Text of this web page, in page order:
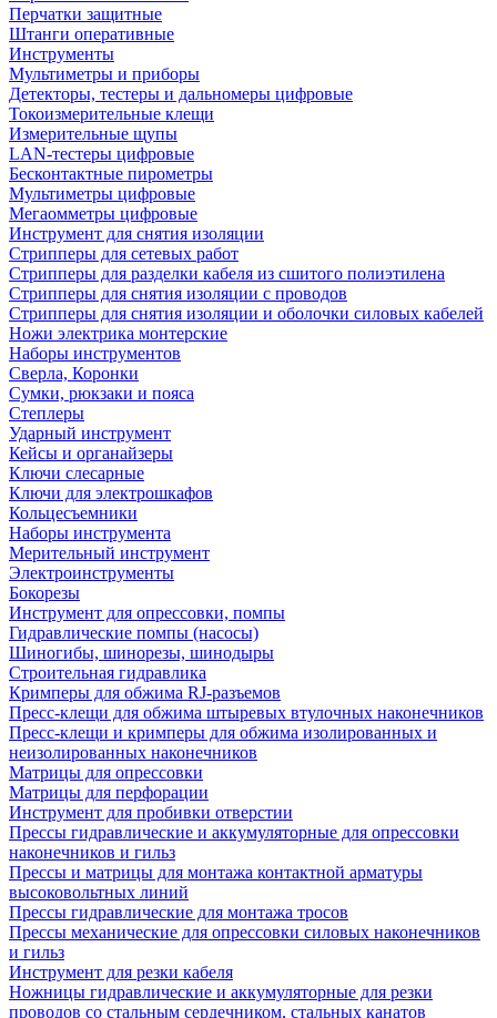
Перчатки защитные
Штанги оперативные
Инструменты
Мультиметры и приборы
Детекторы, тестеры и дальномеры цифровые
Токоизмерительные клещи
Измерительные щупы
LAN-тестеры цифровые
Бесконтактные пирометры
Мультиметры цифровые
Мегаомметры цифровые
Инструмент для снятия изоляции
Стрипперы для сетевых работ
Стрипперы для разделки кабеля из сшитого полиэтилена
Cтрипперы для снятия изоляции с проводов
Стрипперы для снятия изоляции и оболочки силовых кабелей
Ножи электрика монтерские
Наборы инструментов
Сверла, Коронки
Сумки, рюкзаки и пояса
Степлеры
Ударный инструмент
Кейсы и органайзеры
Ключи слесарные
Ключи для электрошкафов
Кольцесъемники
Наборы инструмента
Мерительный инструмент
Электроинструменты
Бокорезы
Инструмент для опрессовки, помпы
Гидравлические помпы (насосы)
Шиногибы, шинорезы, шинодыры
Строительная гидравлика
Кримперы для обжима RJ-разъемов
Пресс-клещи для обжима штыревых втулочных наконечников
Пресс-клещи и кримперы для обжима изолированных и
неизолированных наконечников
Матрицы для опрессовки
Матрицы для перфорации
Инструмент для пробивки отверстии
Прессы гидравлические и аккумуляторные для опрессовки
наконечников и гильз
Прессы и матрицы для монтажа контактной арматуры
высоковольтных линий
Прессы гидравлические для монтажа тросов
Прессы механические для опрессовки силовых наконечников
и гильз
Инструмент для резки кабеля
Ножницы гидравлические и аккумуляторные для резки
проводов со стальным сердечником, стальных канатов